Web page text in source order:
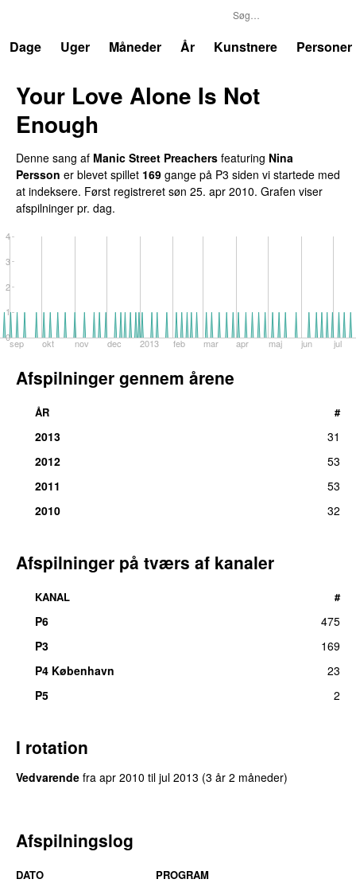
Dage
Uger Måneder År Kunstnere Personer
Your Love Alone Is Not
Enough
Denne sang af Manic Street Preachers featuring Nina
Persson er blevet spillet 169 gange på P3 siden vi startede med
at indeksere. Først registreret søn 25. apr 2010. Grafen viser
afspilninger pr. dag.
sep okt nov dec 2013 feb mar apr maj jun jul
0
1
2
3
4
Afspilninger gennem årene
ÅR #
2013
31
2012
53
2011
53
2010
32
Afspilninger på tværs af kanaler
KANAL #
P6
475
P3
169
P4 København
23
P5
2
I rotation
Vedvarende fra apr 2010 til jul 2013 (3 år 2 måneder)
Afspilningslog
DATO PROGRAM